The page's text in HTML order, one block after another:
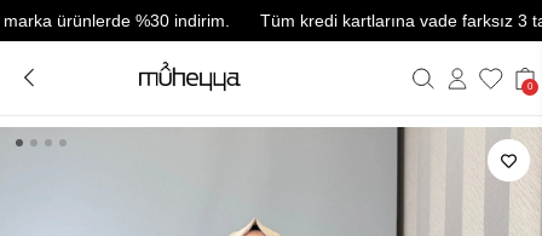
ürünlerde %30 indirim. Tüm kredi kartlarına vade farksız 3 taksit.
0